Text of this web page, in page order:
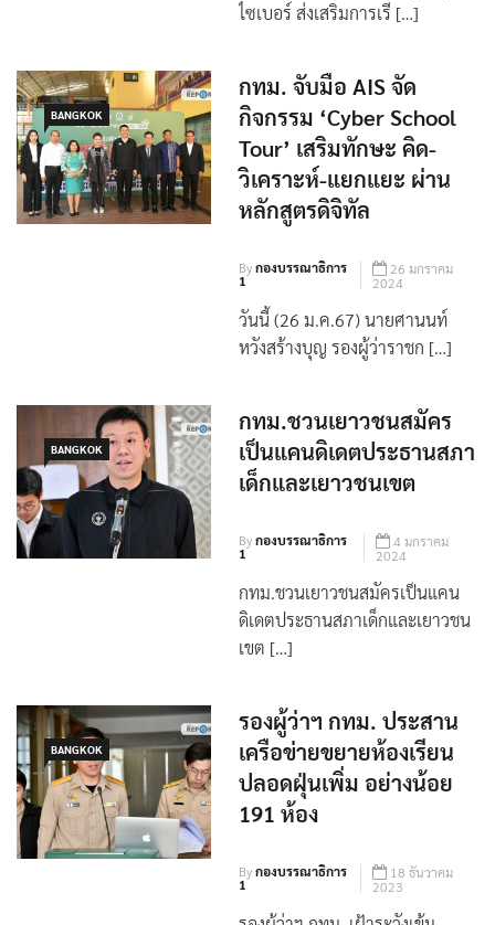
ไซเบอร์ ส่งเสริมการเรี […]
BANGKOK
กทม. จับมือ AIS จัด
กิจกรรม ‘Cyber School
Tour’ เสริมทักษะ คิด-
วิเคราะห์-แยกแยะ ผ่าน
หลักสูตรดิจิทัล
Byกองบรรณาธิการ
1
26 มกราคม
2024
วันนี้ (26 ม.ค.67) นายศานนท์
หวังสร้างบุญ รองผู้ว่าราชก […]
BANGKOK
กทม.ชวนเยาวชนสมัคร
เป็นแคนดิเดตประธานสภา
เด็กและเยาวชนเขต
Byกองบรรณาธิการ
1
4 มกราคม
2024
กทม.ชวนเยาวชนสมัครเป็นแคน
ดิเดตประธานสภาเด็กและเยาวชน
เขต […]
BANGKOK
รองผู้ว่าฯ กทม. ประสาน
เครือข่ายขยายห้องเรียน
ปลอดฝุ่นเพิ่ม อย่างน้อย
191 ห้อง
Byกองบรรณาธิการ
1
18 ธันวาคม
2023